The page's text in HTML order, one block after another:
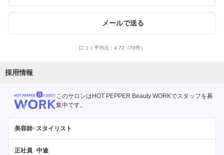
メールで送る
口コミ平均点： 4.72 （70件）
採用情報
このサロンはHOT PEPPER Beauty WORKでスタッフを募
集中です。
美容師×スタイリスト
正社員